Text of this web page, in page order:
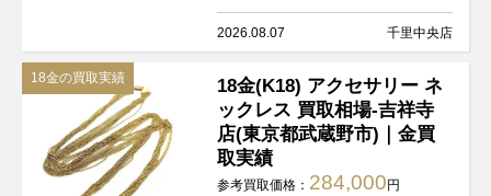
2026.08.07 千里中央店
18金の買取実績
18金(K18) アクセサリー ネ
ックレス 買取相場-吉祥寺
店(東京都武蔵野市)｜金買
取実績
参考買取価格： 284,000 円